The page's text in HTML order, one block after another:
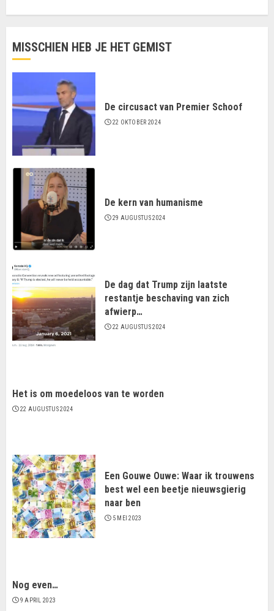
MISSCHIEN HEB JE HET GEMIST
De circusact van Premier Schoof
22 OKTOBER 2024
De kern van humanisme
29 AUGUSTUS 2024
De dag dat Trump zijn laatste
restantje beschaving van zich
afwierp…
22 AUGUSTUS 2024
Het is om moedeloos van te worden
22 AUGUSTUS 2024
Een Gouwe Ouwe: Waar ik trouwens
best wel een beetje nieuwsgierig
naar ben
5 MEI 2023
Nog even…
9 APRIL 2023